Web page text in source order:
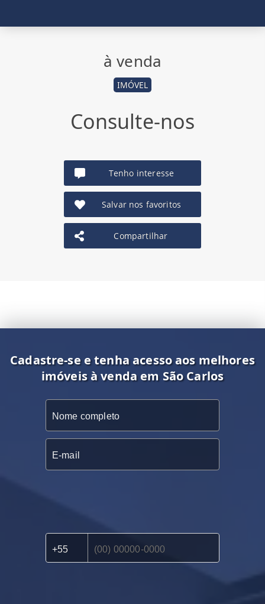
à venda
IMÓVEL
Consulte-nos
Tenho interesse
Salvar nos favoritos
Compartilhar
Cadastre-se e tenha acesso aos melhores
imóveis à venda em São Carlos